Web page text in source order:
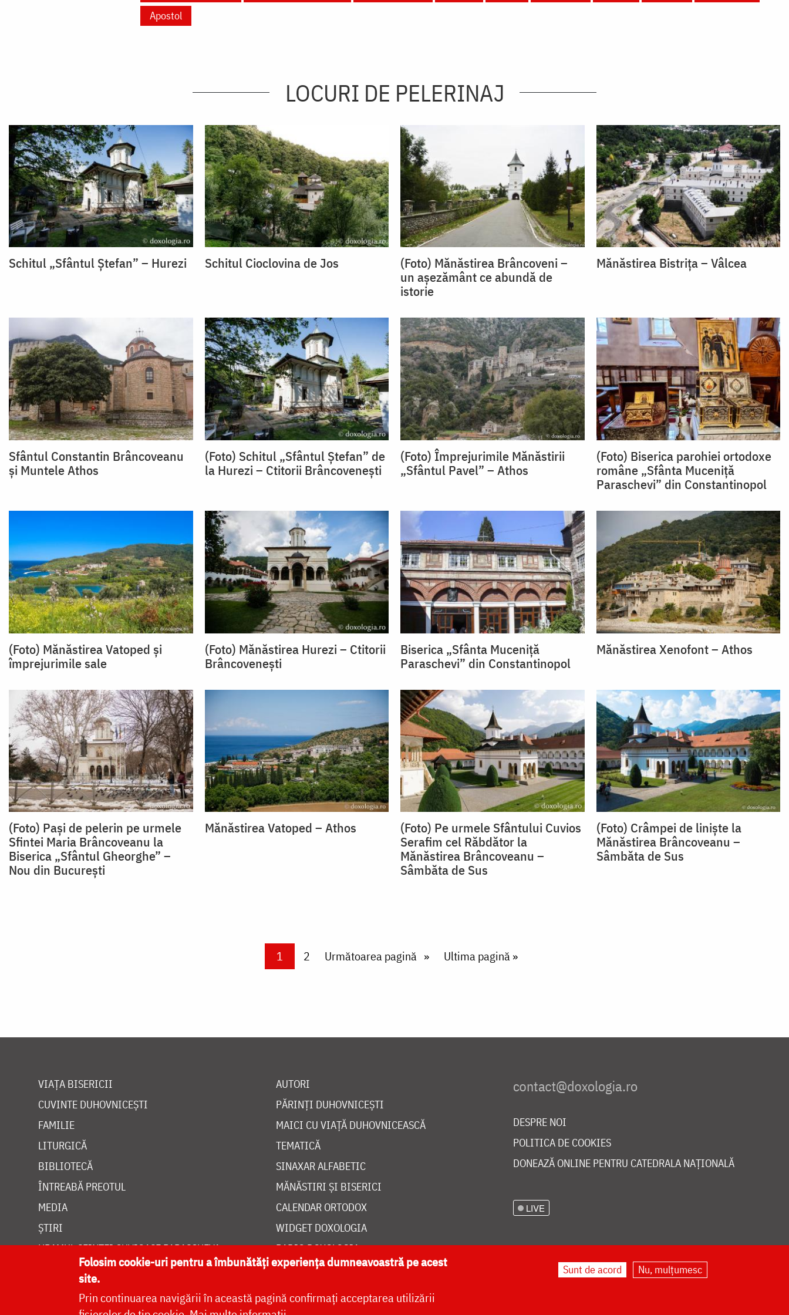
Apostol
LOCURI DE PELERINAJ
Schitul „Sfântul Ștefan” – Hurezi Schitul Cioclovina de Jos
(Foto) Mănăstirea Brâncoveni –
un așezământ ce abundă de
istorie
Mănăstirea Bistrița – Vâlcea
Sfântul Constantin Brâncoveanu
și Muntele Athos
(Foto) Schitul „Sfântul Ștefan” de
la Hurezi – Ctitorii Brâncovenești
(Foto) Împrejurimile Mănăstirii
„Sfântul Pavel” – Athos
(Foto) Biserica parohiei ortodoxe
române „Sfânta Muceniță
Paraschevi” din Constantinopol
(Foto) Mănăstirea Vatoped și
împrejurimile sale
(Foto) Mănăstirea Hurezi – Ctitorii
Brâncovenești
Biserica „Sfânta Muceniță
Paraschevi” din Constantinopol
Mănăstirea Xenofont – Athos
(Foto) Pași de pelerin pe urmele
Sfintei Maria Brâncoveanu la
Biserica „Sfântul Gheorghe” –
Nou din București
Mănăstirea Vatoped – Athos
(Foto) Pe urmele Sfântului Cuvios
Serafim cel Răbdător la
Mănăstirea Brâncoveanu –
Sâmbăta de Sus
(Foto) Crâmpei de liniște la
Mănăstirea Brâncoveanu –
Sâmbăta de Sus
Current page
1 Page
2 Next page
Următoarea pagină Last page
Ultima pagină »
VIAȚA BISERICII
CUVINTE DUHOVNICEȘTI
FAMILIE
LITURGICĂ
BIBLIOTECĂ
ÎNTREABĂ PREOTUL
MEDIA
ȘTIRI
HRAMUL SFINTEI CUVIOASE PARASCHEVA
AUTORI
PĂRINȚI DUHOVNICEȘTI
MAICI CU VIAȚĂ DUHOVNICEASCĂ
TEMATICĂ
SINAXAR ALFABETIC
MĂNĂSTIRI ȘI BISERICI
CALENDAR ORTODOX
WIDGET DOXOLOGIA
RADIO DOXOLOGIA
DESPRE NOI
POLITICA DE COOKIES
DONEAZĂ ONLINE PENTRU CATEDRALA NAȚIONALĂ
LIVE
Folosim cookie-uri pentru a îmbunătăți experiența dumneavoastră pe acest
site.
Prin continuarea navigării în această pagină confirmați acceptarea utilizării
Sunt de acord Nu, mulțumesc